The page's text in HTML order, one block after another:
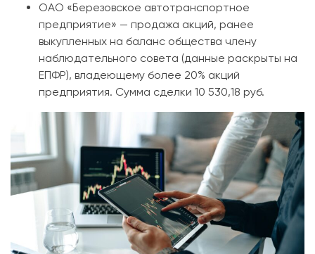
ОАО «Березовское автотранспортное
предприятие» — продажа акций, ранее
выкупленных на баланс общества члену
наблюдательного совета (данные раскрыты на
ЕПФР), владеющему более 20% акций
предприятия. Сумма сделки 10 530,18 руб.